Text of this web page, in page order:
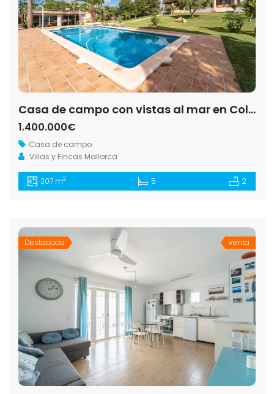
Casa de campo con vistas al mar en Colonia de Sant Jordi — 307 m², 5 dorm., piscina salada 52 m²
1.400.000€
Casa de campo
Villas y Fincas Mallorca
307 m2 5 2
Destacada Venta